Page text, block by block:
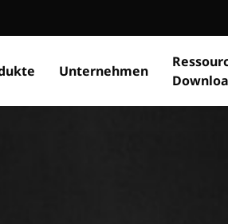
Unternehmen